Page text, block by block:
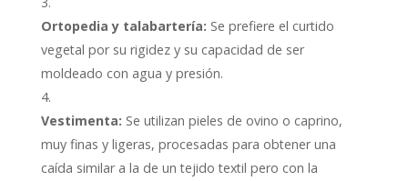
Ortopedia y talabartería: Se prefiere el curtido
vegetal por su rigidez y su capacidad de ser
moldeado con agua y presión.
Vestimenta: Se utilizan pieles de ovino o caprino,
muy finas y ligeras, procesadas para obtener una
caída similar a la de un tejido textil pero con la